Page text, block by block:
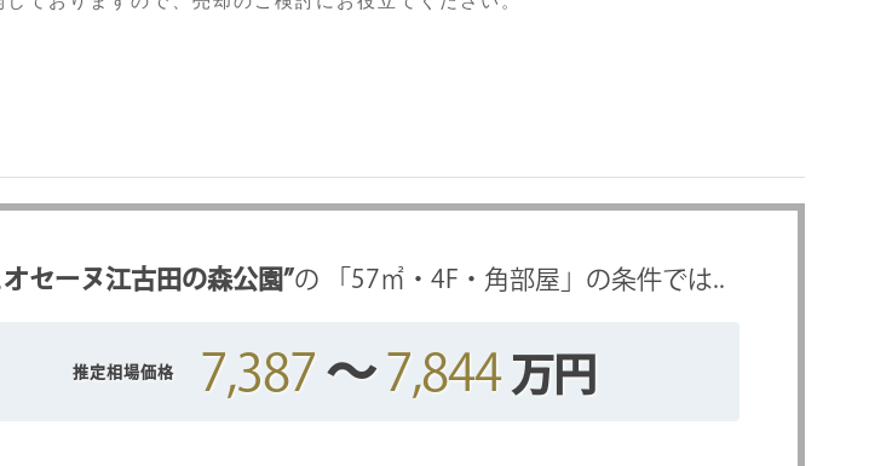
オセーヌ江古田の森公園”の 57㎡・ 4F ・ 角部屋 」の条件では..
7,387 ～7,844 万円